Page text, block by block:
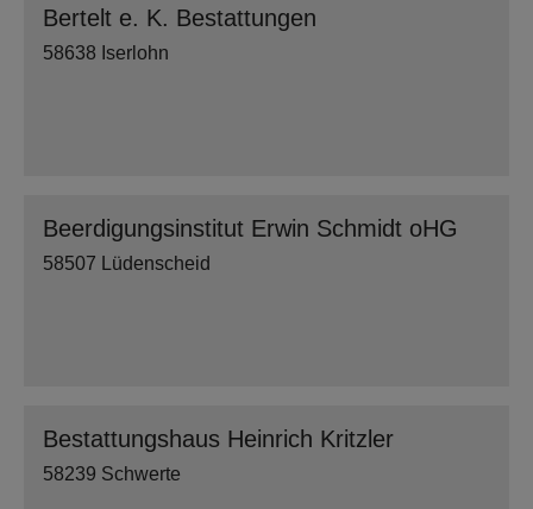
Bertelt e. K. Bestattungen
58638 Iserlohn
Beerdigungsinstitut Erwin Schmidt oHG
58507 Lüdenscheid
Bestattungshaus Heinrich Kritzler
58239 Schwerte